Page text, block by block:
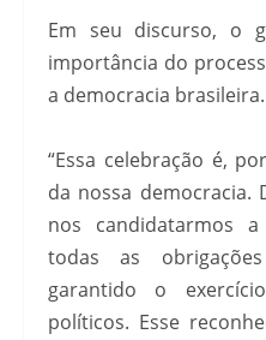
Em seu discurso, o
importância do
a democracia brasileira.
“Essa celebração é,
da nossa democracia.
nos candidatarmos
todas as
garantido o
políticos. Esse